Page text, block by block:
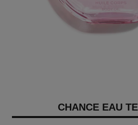
CHANCE EAU